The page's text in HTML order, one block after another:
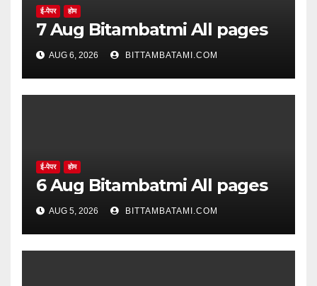
ई-पेपर होम
7 Aug Bitambatmi All pages
AUG 6, 2026 BITTAMBATAMI.COM
ई-पेपर होम
6 Aug Bitambatmi All pages
AUG 5, 2026 BITTAMBATAMI.COM